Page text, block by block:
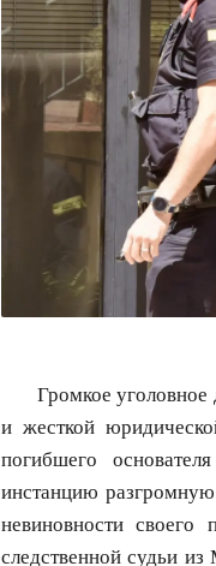
Громкое
и жесткой
погибшего
инстанцию
невиновности своего
следственной судьи